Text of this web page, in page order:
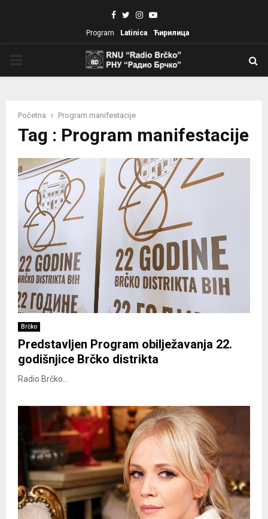
Facebook
TwitterInstagram
Youtube
Program Latinica Ћирилица
Početna Program manifestacije
Tag : Program manifestacije
Brčko
Predstavljen Program obilježavanja 22.
godišnjice Brčko distrikta
Radio Brčko...